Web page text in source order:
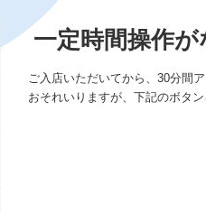
一定時間操作
ご入店いただいてから、30分間
おそれいりますが、下記のボタ